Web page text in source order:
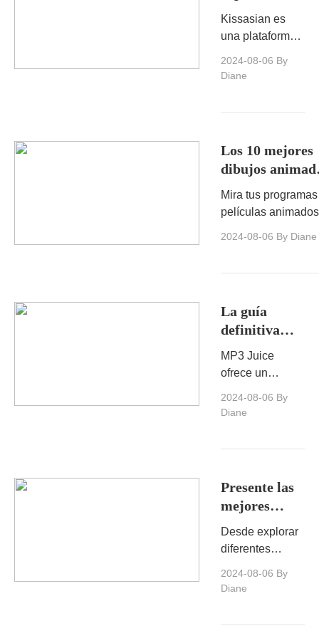
de Kissasian:
todo lo que
saber
Kissasian es
una plataforma
que ofrece una
dramas y
películas.
2024-08-06 By
Diane
Los 10 mejores
dibujos
que deben verse
en Kisscartoon
Mira tus
películas animados
cualquier lugar.
2024-08-06 By Diane
La guía
definitiva
para usar
mp3 jugo
descargas de
MP3 Juice
ofrece un
eficiente para
2024-08-06 By
Diane
Presente las
mejores
películas
solares: una
completa
Desde explorar
diferentes
descubrir gemas
2024-08-06 By
Diane